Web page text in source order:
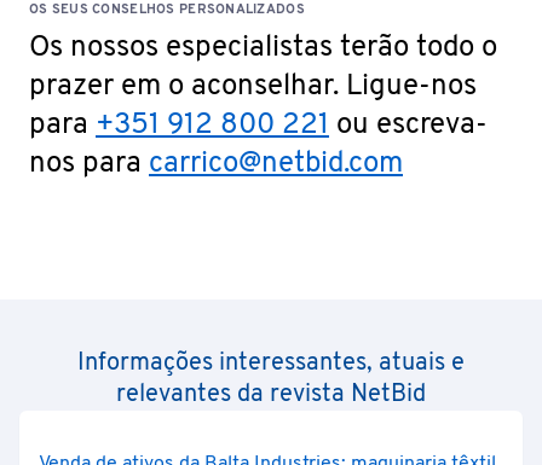
OS SEUS CONSELHOS PERSONALIZADOS
Os nossos especialistas terão todo o
prazer em o aconselhar. Ligue-nos
para +351 912 800 221 ou escreva-
nos para carrico@netbid.com
Informações interessantes, atuais e
relevantes da revista NetBid